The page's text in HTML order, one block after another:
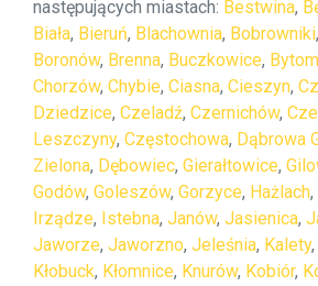
następujących miastach: Bestwina,
Biała, Bieruń, Blachownia, Bobrowniki,
Boronów, Brenna, Buczkowice, Bytom
Chorzów, Chybie, Ciasna, Cieszyn,
Dziedzice, Czeladź, Czernichów,
Leszczyny, Częstochowa, Dąbrowa
Zielona, Dębowiec, Gierałtowice,
Godów, Goleszów, Gorzyce, Hażlach,
Irządze, Istebna, Janów, Jasienica,
Jaworze, Jaworzno, Jeleśnia, Kalety,
Kłobuck, Kłomnice, Knurów, Kobiór,